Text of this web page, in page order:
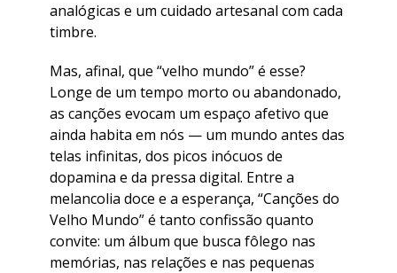
analógicas e um cuidado artesanal com cada
timbre.
Mas, afinal, que “velho mundo” é esse?
Longe de um tempo morto ou abandonado,
as canções evocam um espaço afetivo que
ainda habita em nós — um mundo antes das
telas infinitas, dos picos inócuos de
dopamina e da pressa digital. Entre a
melancolia doce e a esperança, “Canções do
Velho Mundo” é tanto confissão quanto
convite: um álbum que busca fôlego nas
memórias, nas relações e nas pequenas